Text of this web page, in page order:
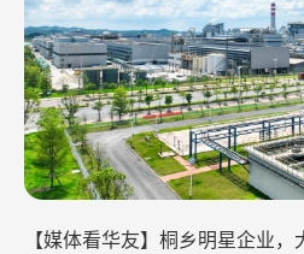
【媒体看华友】桐乡明星企业，